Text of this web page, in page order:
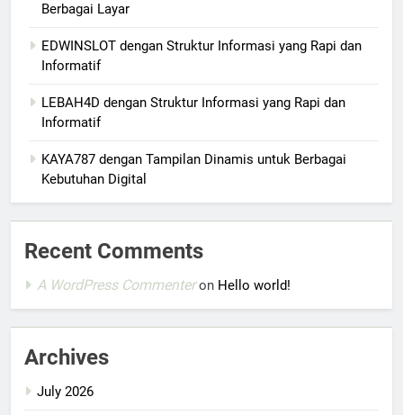
Berbagai Layar
EDWINSLOT dengan Struktur Informasi yang Rapi dan
Informatif
LEBAH4D dengan Struktur Informasi yang Rapi dan
Informatif
KAYA787 dengan Tampilan Dinamis untuk Berbagai
Kebutuhan Digital
Recent Comments
A WordPress Commenteron Hello world!
Archives
July 2026